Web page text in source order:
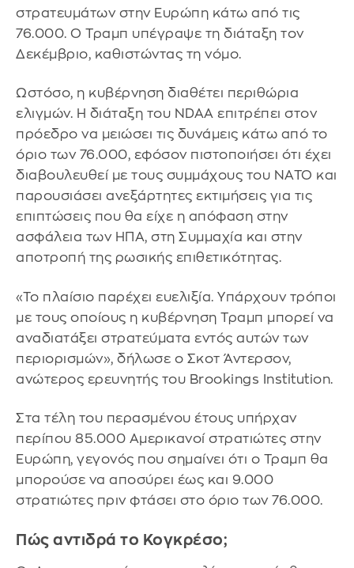
στρατευμάτων στην Ευρώπη κάτω από τις
76.000. Ο Τραμπ υπέγραψε τη διάταξη τον
Δεκέμβριο, καθιστώντας τη νόμο.
Ωστόσο, η κυβέρνηση διαθέτει περιθώρια
ελιγμών. Η διάταξη του NDAA επιτρέπει στον
πρόεδρο να μειώσει τις δυνάμεις κάτω από το
όριο των 76.000, εφόσον πιστοποιήσει ότι έχει
διαβουλευθεί με τους συμμάχους του ΝΑΤΟ και
παρουσιάσει ανεξάρτητες εκτιμήσεις για τις
επιπτώσεις που θα είχε η απόφαση στην
ασφάλεια των ΗΠΑ, στη Συμμαχία και στην
αποτροπή της ρωσικής επιθετικότητας.
«Το πλαίσιο παρέχει ευελιξία. Υπάρχουν τρόποι
με τους οποίους η κυβέρνηση Τραμπ μπορεί να
αναδιατάξει στρατεύματα εντός αυτών των
περιορισμών», δήλωσε ο Σκοτ Άντερσον,
ανώτερος ερευνητής του Brookings Institution.
Στα τέλη του περασμένου έτους υπήρχαν
περίπου 85.000 Αμερικανοί στρατιώτες στην
Ευρώπη, γεγονός που σημαίνει ότι ο Τραμπ θα
μπορούσε να αποσύρει έως και 9.000
στρατιώτες πριν φτάσει στο όριο των 76.000.
Πώς αντιδρά το Κογκρέσο;